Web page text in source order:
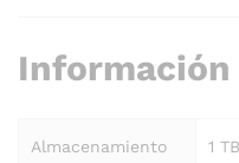
Almacenamiento 1